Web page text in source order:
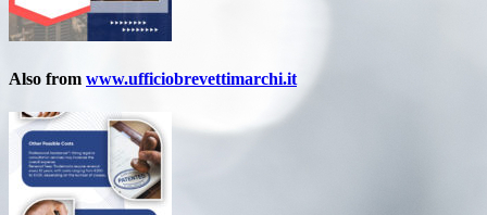
Also from www.ufficiobrevettimarchi.it